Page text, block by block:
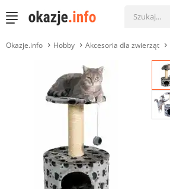
Okazje.info Hobby Akcesoria dla zwierząt